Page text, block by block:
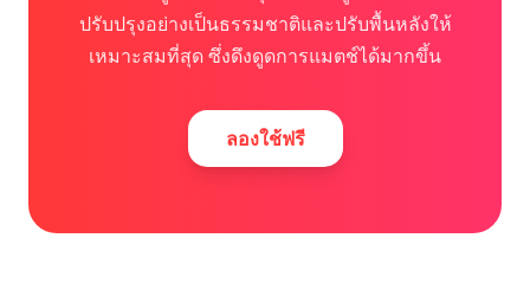
ปรับปรุงอย่างเป็นธรรมชาติและปรับพื้นหลังให้
เหมาะสมที่สุด ซึ่งดึงดูดการแมตช์ได้มากขึ้น
ลองใช้ฟรี